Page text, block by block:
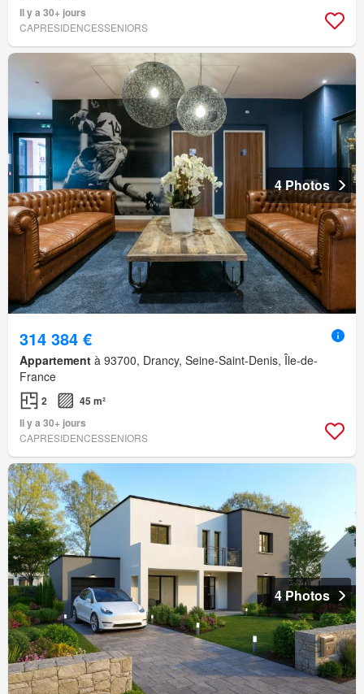
Il y a 30+ jours
CAPRESIDENCESSENIORS
4 Photos
314 384 €
Appartement à 93700, Drancy, Seine-Saint-Denis, Île-de-
France
2
45 m²
Il y a 30+ jours
CAPRESIDENCESSENIORS
4 Photos